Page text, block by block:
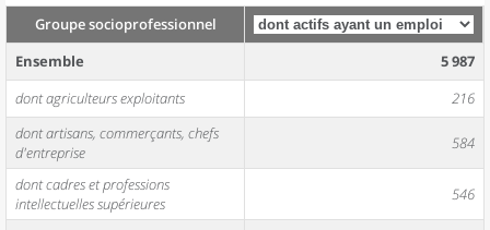
Groupe socioprofessionnel
Ensemble
5 987
dont agriculteurs exploitants
216
dont artisans, commerçants, chefs
d'entreprise
584
dont cadres et professions
intellectuelles supérieures
546